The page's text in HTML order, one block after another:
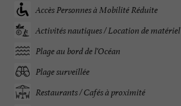
Accès Personnes à Mobilité Réduite
Activités nautiques / Location de matériel
Plage au bord de l'Océan
Plage surveillée
Restaurants / Cafés à proximité